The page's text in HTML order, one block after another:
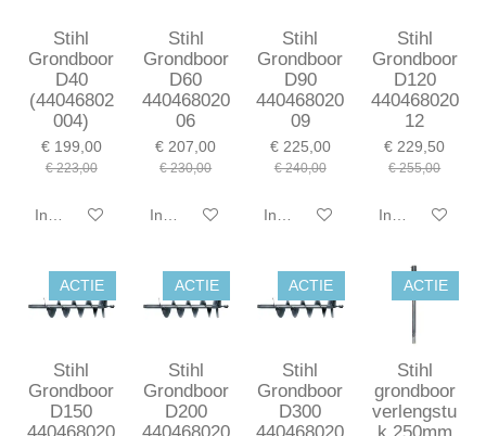
Stihl
Grondboor
D40
(44046802
004)
€ 199,00
€ 223,00
In winkelwagen
Stihl
Grondboor
D60
440468020
06
€ 207,00
€ 230,00
In winkelwagen
Stihl
Grondboor
D90
440468020
09
€ 225,00
€ 240,00
In winkelwagen
Stihl
Grondboor
D120
440468020
12
€ 229,50
€ 255,00
In winkelwagen
ACTIE
Stihl
Grondboor
D150
ACTIE
Stihl
Grondboor
D200
ACTIE
Stihl
Grondboor
D300
ACTIE
Stihl
grondboor
verlengstu